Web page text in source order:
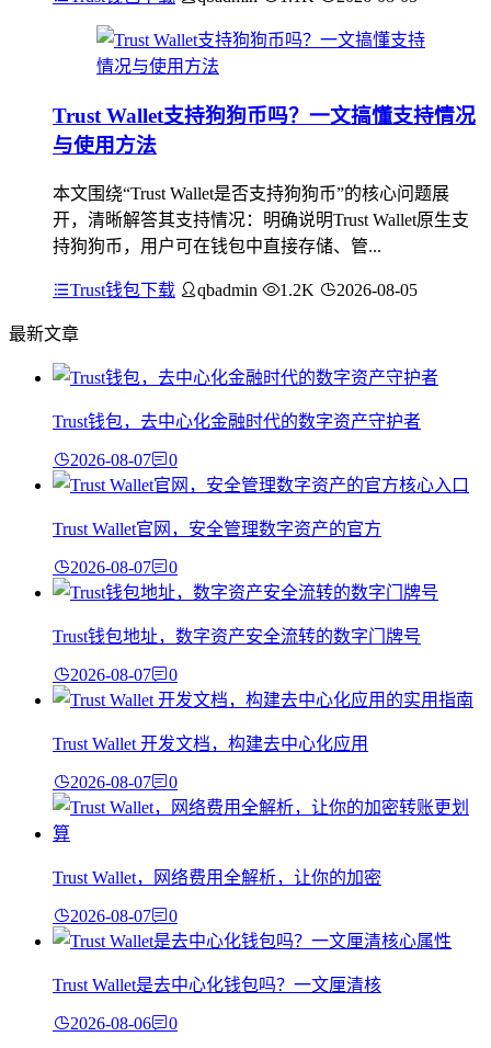
Trust Wallet支持狗狗币吗？一文搞懂支持情况
与使用方法
本文围绕“Trust Wallet是否支持狗狗币”的核心问题展
开，清晰解答其支持情况：明确说明Trust Wallet原生支
持狗狗币，用户可在钱包中直接存储、管...
Trust钱包下载 qbadmin 1.2K 2026-08-05
最新文章
Trust钱包，去中心化金融时代的数字资产守护者
2026-08-07 0
Trust Wallet官网，安全管理数字资产的官方
2026-08-07 0
Trust钱包地址，数字资产安全流转的数字门牌号
2026-08-07 0
Trust Wallet 开发文档，构建去中心化应用
2026-08-07 0
Trust Wallet，网络费用全解析，让你的加密
2026-08-07 0
Trust Wallet是去中心化钱包吗？一文厘清核
2026-08-06 0